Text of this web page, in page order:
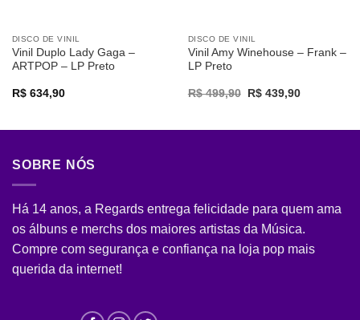
DISCO DE VINIL
Vinil Duplo Lady Gaga –
ARTPOP – LP Preto
R$634,90
DISCO DE VINIL
Vinil Amy Winehouse – Frank –
LP Preto
R$499,90
Original
R$439,90Current
SOBRE NÓS
Há 14 anos, a Regards entrega felicidade para quem ama
os álbuns e merchs dos maiores artistas da Música.
Compre com segurança e confiança na loja pop mais
querida da internet!